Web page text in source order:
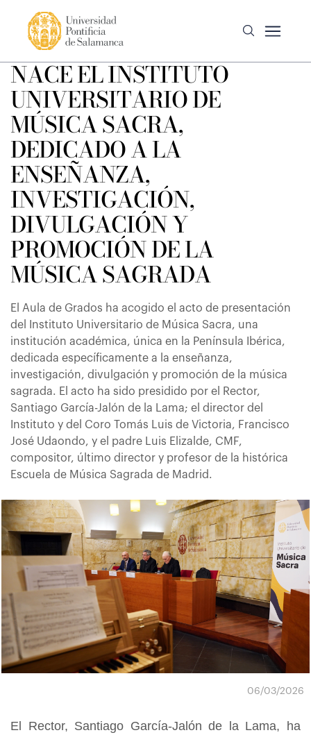
NACE EL INSTITUTO
UNIVERSITARIO DE
MÚSICA SACRA,
DEDICADO A LA
ENSEÑANZA,
INVESTIGACIÓN,
DIVULGACIÓN Y
PROMOCIÓN DE LA
MÚSICA SAGRADA
El Aula de Grados ha acogido el acto de presentación
del Instituto Universitario de Música Sacra, una
institución académica, única en la Península Ibérica,
dedicada específicamente a la enseñanza,
investigación, divulgación y promoción de la música
sagrada. El acto ha sido presidido por el Rector,
Santiago García-Jalón de la Lama; el director del
Instituto y del Coro Tomás Luis de Victoria, Francisco
José Udaondo, y el padre Luis Elizalde, CMF,
compositor, último director y profesor de la histórica
Escuela de Música Sagrada de Madrid.
06/03/2026
El Rector, Santiago García-Jalón de la Lama, ha